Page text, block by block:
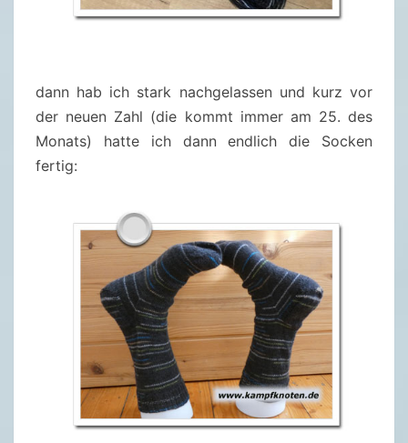
dann hab ich stark nachgelassen und kurz vor
der neuen Zahl (die kommt immer am 25. des
Monats) hatte ich dann endlich die Socken
fertig: